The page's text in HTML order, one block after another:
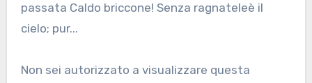
passata Caldo briccone! Senza ragnateleè il
cielo; pur...
Non sei autorizzato a visualizzare questa